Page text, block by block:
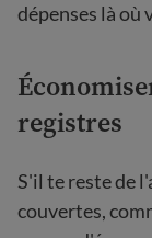
dépenses là où
registres
S'il te reste de
couvertes,